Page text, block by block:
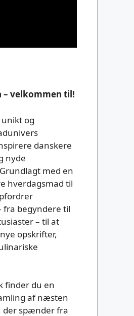
– velkommen til!
og
danskere
nyde
med en
hverdagsmad til
fra begyndere til
– til at
opskrifter,
finder du en
af næsten
der spænder fra